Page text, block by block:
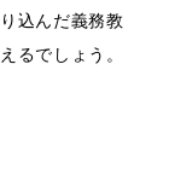
込んだ義務教
るでしょう。